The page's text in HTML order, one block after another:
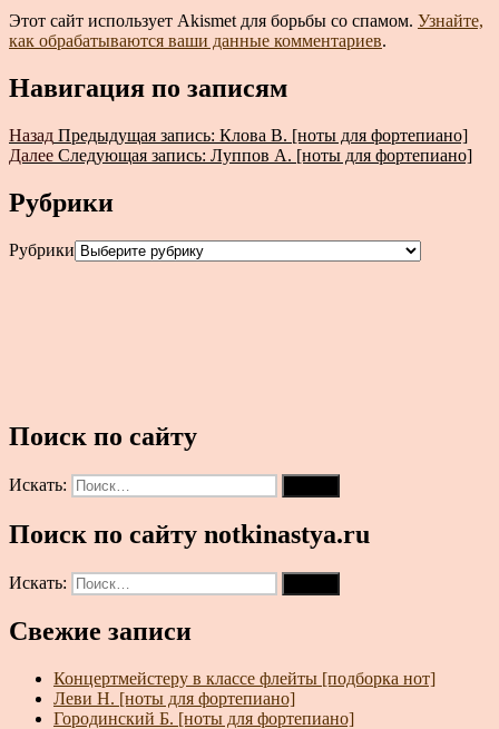
Этот сайт использует Akismet для борьбы со спамом. Узнайте,
как обрабатываются ваши данные комментариев.
Навигация по записям
Назад Предыдущая запись: Клова В. [ноты для фортепиано]
Далее Следующая запись: Луппов А. [ноты для фортепиано]
Рубрики
Рубрики
Поиск по сайту
Искать:
Поиск по сайту notkinastya.ru
Искать:
Свежие записи
Концертмейстеру в классе флейты [подборка нот]
Леви Н. [ноты для фортепиано]
Городинский Б. [ноты для фортепиано]